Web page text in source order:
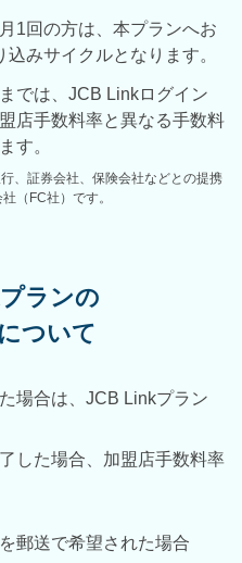
1回の方は、本プランへお
みサイクルとなります。
では、JCB Linkログイン
店手数料率と異なる手数料
す。
、証券会社、保険会社などとの提携
（FC社）です。
ランの
ついて
場合は、JCB Linkプラン
した場合、加盟店手数料率
郵送で希望された場合